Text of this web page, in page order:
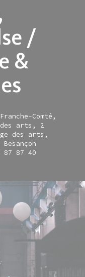
/
&
Comté,
arts, 2
des arts,
Besançon
87 87 40